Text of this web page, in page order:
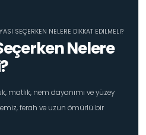
Nelere
matlık, nem dayanımı ve yüzey
ferah ve uzun ömürlü bir
SEÇERKEN NELERE DIKKAT EDILMELI?